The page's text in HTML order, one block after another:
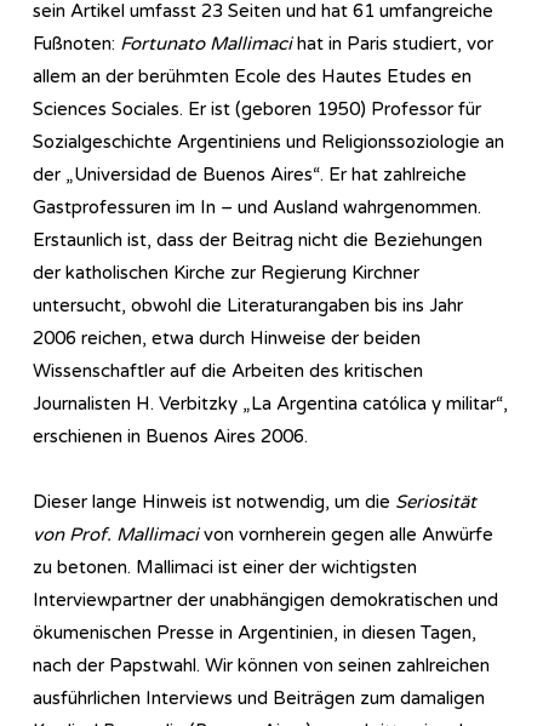
sein Artikel umfasst 23 Seiten und hat 61 umfangreiche
Fußnoten: Fortunato Mallimacihat in Paris studiert, vor
allem an der berühmten Ecole des Hautes Etudes en
Sciences Sociales. Er ist (geboren 1950) Professor für
Sozialgeschichte Argentiniens und Religionssoziologie an
der „Universidad de Buenos Aires“. Er hat zahlreiche
Gastprofessuren im In – und Ausland wahrgenommen.
Erstaunlich ist, dass der Beitrag nicht die Beziehungen
der katholischen Kirche zur Regierung Kirchner
untersucht, obwohl die Literaturangaben bis ins Jahr
2006 reichen, etwa durch Hinweise der beiden
Wissenschaftler auf die Arbeiten des kritischen
Journalisten H. Verbitzky „La Argentina católica y militar“,
erschienen in Buenos Aires 2006.
Dieser lange Hinweis ist notwendig, um die Seriosität
von Prof. Mallimacivon vornherein gegen alle Anwürfe
zu betonen. Mallimaci ist einer der wichtigsten
Interviewpartner der unabhängigen demokratischen und
ökumenischen Presse in Argentinien, in diesen Tagen,
nach der Papstwahl. Wir können von seinen zahlreichen
ausführlichen Interviews und Beiträgen zum damaligen